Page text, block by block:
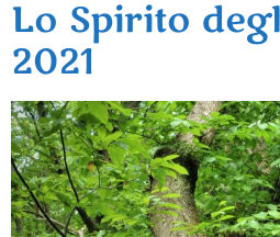
Lo Spirito
2021